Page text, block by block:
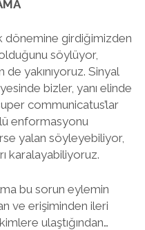
dönemine girdiğimizden
söylüyor,
yakınıyoruz. Sinyal
bizler, yanı elinde
communicatus’lar
enformasyonu
yalan söyleyebiliyor,
karalayabiliyoruz.
bu sorun eylemin
ve erişiminden ileri
ulaştığından…